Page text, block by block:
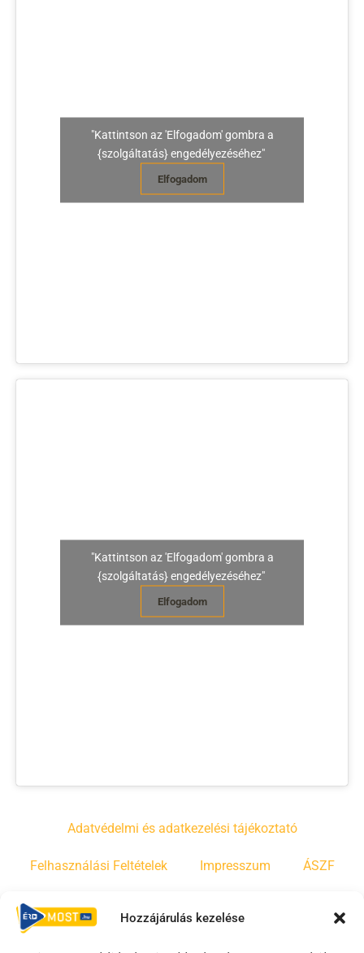
Hozzájárulás kezelése
"Kattintson az 'Elfogadom' gombra a
{szolgáltatás} engedélyezéséhez"
Elfogadom
"Kattintson az 'Elfogadom' gombra a
{szolgáltatás} engedélyezéséhez"
Elfogadom
Adatvédelmi és adatkezelési tájékoztató
Felhasználási Feltételek Impresszum ÁSZF
Irányelvek